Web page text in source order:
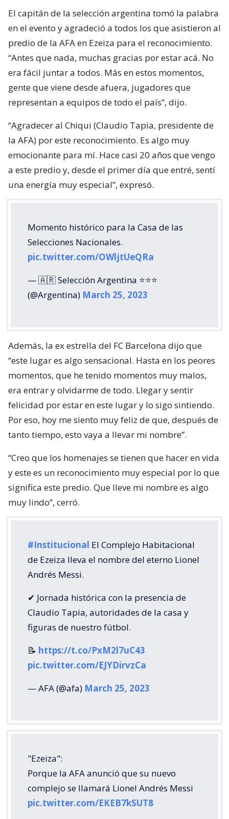
El capitán de la selección argentina tomó la palabra
en el evento y agradeció a todos los que asistieron al
predio de la AFA en Ezeiza para el reconocimiento.
“Antes que nada, muchas gracias por estar acá. No
era fácil juntar a todos. Más en estos momentos,
gente que viene desde afuera, jugadores que
representan a equipos de todo el país”, dijo.
“Agradecer al Chiqui (Claudio Tapia, presidente de
la AFA) por este reconocimiento. Es algo muy
emocionante para mí. Hace casi 20 años que vengo
a este predio y, desde el primer día que entré, sentí
una energía muy especial”, expresó.
Momento histórico para la Casa de las
Selecciones Nacionales.
pic.twitter.com/OWljtUeQRa
— 🇦🇷 Selección Argentina ⭐⭐⭐
(@Argentina) March 25, 2023
Además, la ex estrella del FC Barcelona dijo que
“este lugar es algo sensacional. Hasta en los peores
momentos, que he tenido momentos muy malos,
era entrar y olvidarme de todo. Llegar y sentir
felicidad por estar en este lugar y lo sigo sintiendo.
Por eso, hoy me siento muy feliz de que, después de
tanto tiempo, esto vaya a llevar mi nombre”.
“Creo que los homenajes se tienen que hacer en vida
y este es un reconocimiento muy especial por lo que
significa este predio. Que lleve mi nombre es algo
muy lindo”, cerró.
#Institucional El Complejo Habitacional
de Ezeiza lleva el nombre del eterno Lionel
Andrés Messi.
✔ Jornada histórica con la presencia de
Claudio Tapia, autoridades de la casa y
figuras de nuestro fútbol.
📝 https://t.co/PxM2l7uC43
pic.twitter.com/EJYDirvzCa
— AFA (@afa) March 25, 2023
"Ezeiza":
Porque la AFA anunció que su nuevo
complejo se llamará Lionel Andrés Messi
pic.twitter.com/EKEB7kSUT8